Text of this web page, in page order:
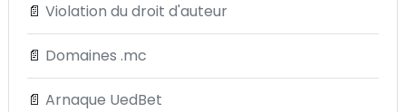
📄 Violation du droit d'auteur
📄 Domaines .mc
📄 Arnaque UedBet